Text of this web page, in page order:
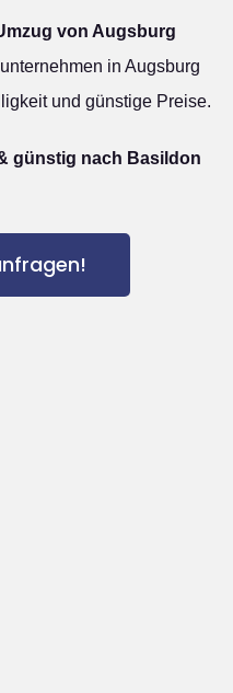
von Augsburg
in Augsburg
und günstige Preise.
günstig nach Basildon